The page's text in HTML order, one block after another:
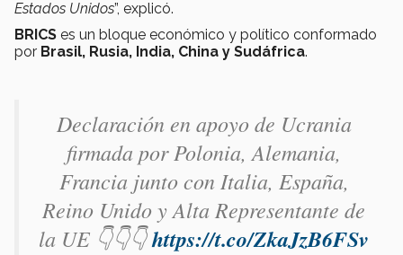
Estados Unidos”, explicó.
BRICS es un bloque económico y político conformado
por Brasil, Rusia, India, China y Sudáfrica.
Declaración en apoyo de Ucrania
firmada por Polonia, Alemania,
Francia junto con Italia, España,
Reino Unido y Alta Representante de
la UE 👇👇👇https://t.co/ZkaJzB6FSv